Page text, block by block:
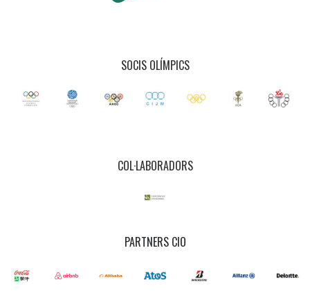
SOCIS OLÍMPICS
COL·LABORADORS
PARTNERS CIO